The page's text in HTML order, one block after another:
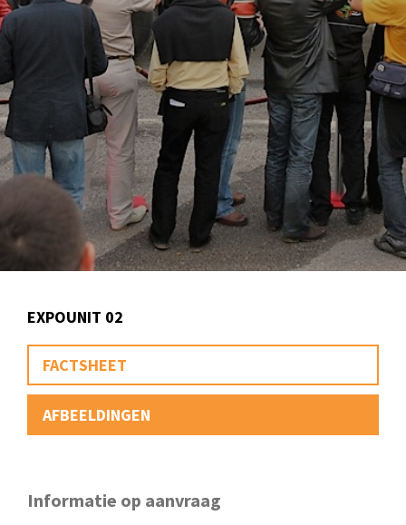
EXPOUNIT 02
FACTSHEET
AFBEELDINGEN
Informatie op aanvraag